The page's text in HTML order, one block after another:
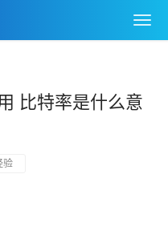
比特率是什么意
验